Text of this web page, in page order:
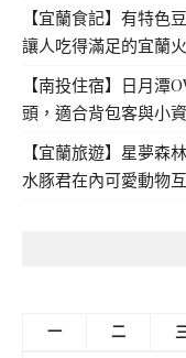
【宜蘭食記】有特色
讓人吃得滿足的宜蘭
【南投住宿】日月潭
頭，適合背包客與小
【宜蘭旅遊】星夢森
水豚君在內可愛動物
一
二